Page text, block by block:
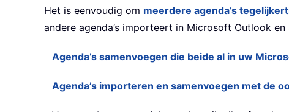
Het is eenvoudig om meerdere agenda’s
andere agenda’s importeert in Microsoft Outlook
Agenda’s samenvoegen die beide al in uw
Agenda’s importeren en samenvoegen met de